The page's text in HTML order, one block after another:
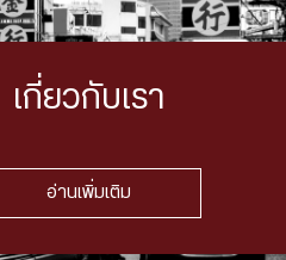
เกี่ยวกับเรา
อ่านเพิ่มเติม